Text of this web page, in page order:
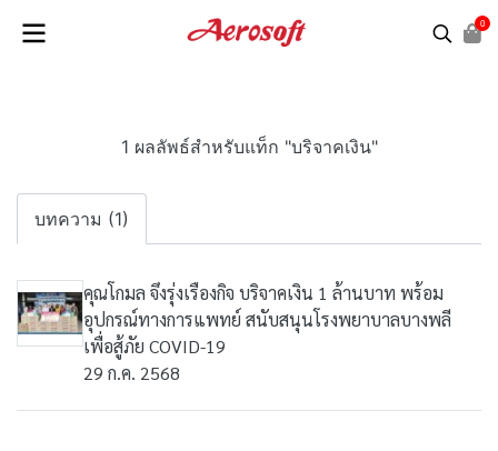
0
1 ผลลัพธ์สำหรับแท็ก "บริจาคเงิน"
บทความ (1)
คุณโกมล จึงรุ่งเรืองกิจ บริจาคเงิน 1 ล้านบาท พร้อม
อุปกรณ์ทางการแพทย์ สนับสนุนโรงพยาบาลบางพลี
เพื่อสู้ภัย COVID-19
29 ก.ค. 2568